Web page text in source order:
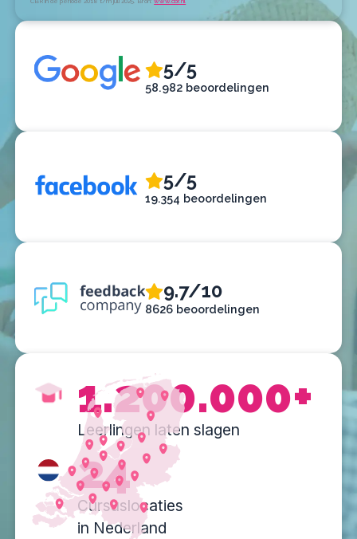
5/5
58.982 beoordelingen
5/5
19.354 beoordelingen
9.7/10
8626 beoordelingen
1.200.000+
Leerlingen laten slagen
24
Cursuslocaties
in Nederland